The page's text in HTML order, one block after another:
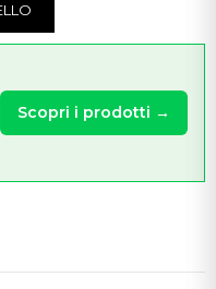
Scopri i prodotti →